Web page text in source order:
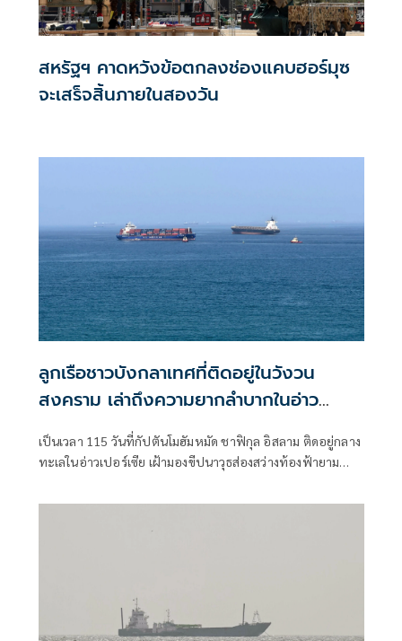
สหรัฐฯ คาดหวังข้อตกลงช่องแคบฮอร์มุซ
จะเสร็จสิ้นภายในสองวัน
ลูกเรือชาวบังกลาเทศที่ติดอยู่ในวังวน
สงคราม เล่าถึงความยากลำบากในอ่าว
เป็นเวลา 115 วันที่กัปตันโมฮัมหมัด ชาฟิกุล อิสลาม ติดอยู่กลาง
ทะเลในอ่าวเปอร์เซีย เฝ้ามองขีปนาวุธส่องสว่างท้องฟ้ายาม